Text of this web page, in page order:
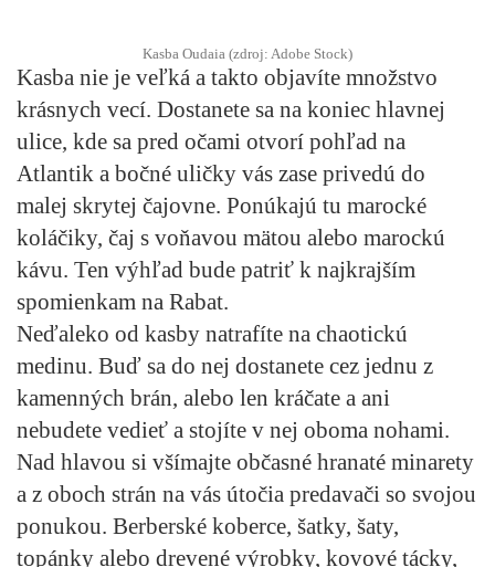
Kasba Oudaia (zdroj: Adobe Stock)
Kasba nie je veľká a takto objavíte množstvo
krásnych vecí. Dostanete sa na koniec hlavnej
ulice, kde sa pred očami otvorí pohľad na
Atlantik a bočné uličky vás zase privedú do
malej skrytej čajovne. Ponúkajú tu marocké
koláčiky, čaj s voňavou mätou alebo marockú
kávu. Ten výhľad bude patriť k najkrajším
spomienkam na Rabat.
Neďaleko od kasby natrafíte na chaotickú
medinu. Buď sa do nej dostanete cez jednu z
kamenných brán, alebo len kráčate a ani
nebudete vedieť a stojíte v nej oboma nohami.
Nad hlavou si všímajte občasné hranaté minarety
a z oboch strán na vás útočia predavači so svojou
ponukou. Berberské koberce, šatky, šaty,
topánky alebo drevené výrobky, kovové tácky,